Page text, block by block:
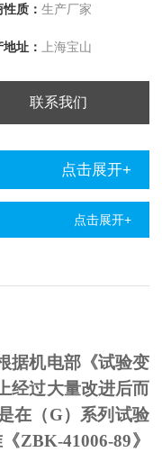
质： 生产厂家
址： 上海宝山
联系我们
点击展开+
点击展开+
据机电部《试验变
经过大量改进后而
在（G）系列试验
ZBK-41006-89》